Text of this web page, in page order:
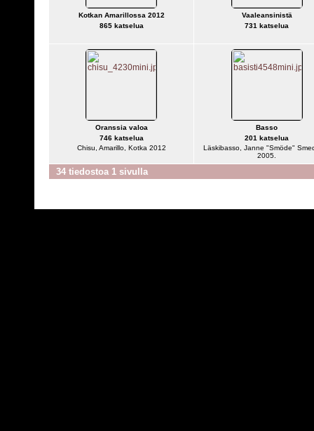
Kotkan Amarillossa 2012
865 katselua
Vaaleansinistä
731 katselua
Oranssia valoa
746 katselua
Chisu, Amarillo, Kotka 2012
Basso
201 katselua
Läskibasso, Janne "Smöde"
2005.
34 tiedostoa 1 sivulla